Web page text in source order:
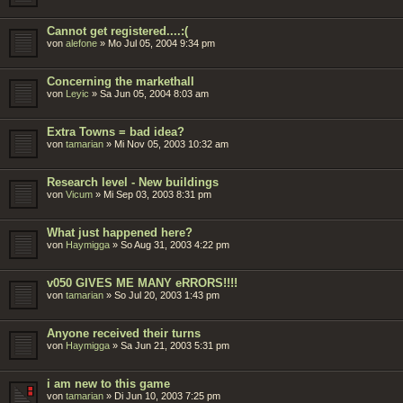
Cannot get registered....:(
von alefone » Mo Jul 05, 2004 9:34 pm
Concerning the markethall
von Leyic » Sa Jun 05, 2004 8:03 am
Extra Towns = bad idea?
von tamarian » Mi Nov 05, 2003 10:32 am
Research level - New buildings
von Vicum » Mi Sep 03, 2003 8:31 pm
What just happened here?
von Haymigga » So Aug 31, 2003 4:22 pm
v050 GIVES ME MANY eRRORS!!!!
von tamarian » So Jul 20, 2003 1:43 pm
Anyone received their turns
von Haymigga » Sa Jun 21, 2003 5:31 pm
i am new to this game
von tamarian » Di Jun 10, 2003 7:25 pm